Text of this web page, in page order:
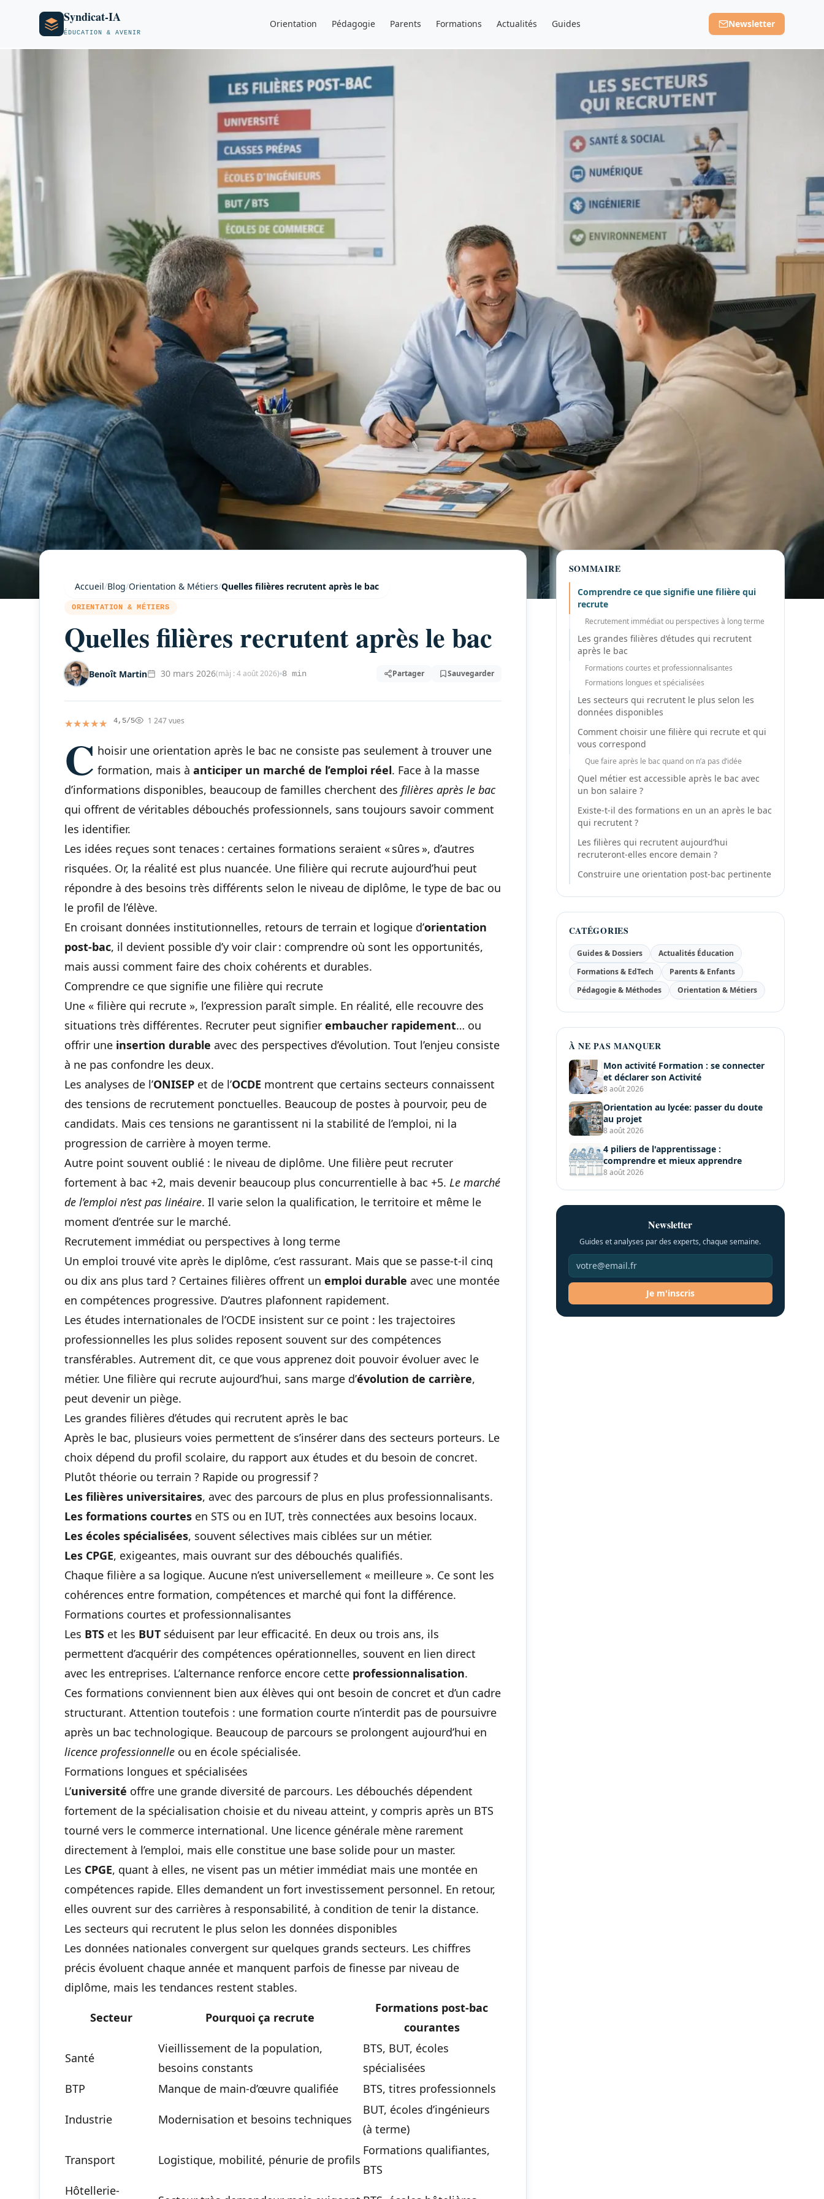
Syndicat-IA
ÉDUCATION & AVENIR
Orientation Pédagogie Parents Formations Actualités Guides Newsletter
Accueil/Blog/Orientation & Métiers/Quelles filières recrutent après le bac
ORIENTATION & MÉTIERS
Quelles filières recrutent après le bac
Benoît Martin 30 mars 2026(màj : 4 août 2026) 8 min Partager Sauvegarder
★★★★★
★★★★★ 4,5/5 1 247 vues
C hoisir une orientation après le bac ne consiste pas seulement à trouver une
formation, mais àanticiper un marché de l’emploi réel. Face à la masse
d’informations disponibles, beaucoup de familles cherchent des filières après le bac
qui offrent de véritables débouchés professionnels, sans toujours savoir comment
les identifier.
Les idées reçues sont tenaces : certaines formations seraient « sûres », d’autres
risquées. Or, la réalité est plus nuancée. Une filière qui recrute aujourd’hui peut
répondre à des besoins très différents selon le niveau de diplôme, le type de bac ou
le profil de l’élève.
En croisant données institutionnelles, retours de terrain et logique d’orientation
post-bac, il devient possible d’y voir clair : comprendre où sont les opportunités,
mais aussi comment faire des choix cohérents et durables.
Comprendre ce que signifie une filière qui recrute
Une « filière qui recrute », l’expression paraît simple. En réalité, elle recouvre des
situations très différentes. Recruter peut signifier embaucher rapidement… ou
offrir une insertion durable avec des perspectives d’évolution. Tout l’enjeu consiste
à ne pas confondre les deux.
Les analyses de l’ONISEP et de l’OCDE montrent que certains secteurs connaissent
des tensions de recrutement ponctuelles. Beaucoup de postes à pourvoir, peu de
candidats. Mais ces tensions ne garantissent ni la stabilité de l’emploi, ni la
progression de carrière à moyen terme.
Autre point souvent oublié : le niveau de diplôme. Une filière peut recruter
fortement à bac +2, mais devenir beaucoup plus concurrentielle à bac +5. Le marché
de l’emploi n’est pas linéaire. Il varie selon la qualification, le territoire et même le
moment d’entrée sur le marché.
Recrutement immédiat ou perspectives à long terme
Un emploi trouvé vite après le diplôme, c’est rassurant. Mais que se passe-t-il cinq
ou dix ans plus tard ? Certaines filières offrent un emploi durable avec une montée
en compétences progressive. D’autres plafonnent rapidement.
Les études internationales de l’OCDE insistent sur ce point : les trajectoires
professionnelles les plus solides reposent souvent sur des compétences
transférables. Autrement dit, ce que vous apprenez doit pouvoir évoluer avec le
métier. Une filière qui recrute aujourd’hui, sans marge d’évolution de carrière,
peut devenir un piège.
Les grandes filières d’études qui recrutent après le bac
Après le bac, plusieurs voies permettent de s’insérer dans des secteurs porteurs. Le
choix dépend du profil scolaire, du rapport aux études et du besoin de concret.
Plutôt théorie ou terrain ? Rapide ou progressif ?
Les filières universitaires, avec des parcours de plus en plus professionnalisants.
Les formations courtes en STS ou en IUT, très connectées aux besoins locaux.
Les écoles spécialisées, souvent sélectives mais ciblées sur un métier.
Les CPGE, exigeantes, mais ouvrant sur des débouchés qualifiés.
Chaque filière a sa logique. Aucune n’est universellement « meilleure ». Ce sont les
cohérences entre formation, compétences et marché qui font la différence.
Formations courtes et professionnalisantes
Les BTS et les BUT séduisent par leur efficacité. En deux ou trois ans, ils
permettent d’acquérir des compétences opérationnelles, souvent en lien direct
avec les entreprises. L’alternance renforce encore cette professionnalisation.
Ces formations conviennent bien aux élèves qui ont besoin de concret et d’un cadre
structurant. Attention toutefois : une formation courte n’interdit pas de poursuivre
après un bac technologique. Beaucoup de parcours se prolongent aujourd’hui en
licence professionnelle ou en école spécialisée.
Formations longues et spécialisées
L’université offre une grande diversité de parcours. Les débouchés dépendent
fortement de la spécialisation choisie et du niveau atteint, y compris après un BTS
tourné vers le commerce international. Une licence générale mène rarement
directement à l’emploi, mais elle constitue une base solide pour un master.
Les CPGE, quant à elles, ne visent pas un métier immédiat mais une montée en
compétences rapide. Elles demandent un fort investissement personnel. En retour,
elles ouvrent sur des carrières à responsabilité, à condition de tenir la distance.
Les secteurs qui recrutent le plus selon les données disponibles
Les données nationales convergent sur quelques grands secteurs. Les chiffres
précis évoluent chaque année et manquent parfois de finesse par niveau de
diplôme, mais les tendances restent stables.
Secteur Pourquoi ça recrute
Formations post-bac
courantes
Santé
Vieillissement de la population,
besoins constants
BTS, BUT, écoles
spécialisées
BTP
Manque de main-d’œuvre qualifiée BTS, titres professionnels
Industrie Modernisation et besoins techniques
BUT, écoles d’ingénieurs
(à terme)
Transport Logistique, mobilité, pénurie de profils
Formations qualifiantes,
BTS
Hôtellerie-
SOMMAIRE
Comprendre ce que signifie une filière qui
recrute
Recrutement immédiat ou perspectives à long terme
Les grandes filières d’études qui recrutent
après le bac
Formations courtes et professionnalisantes
Formations longues et spécialisées
Les secteurs qui recrutent le plus selon les
données disponibles
Comment choisir une filière qui recrute et qui
vous correspond
Que faire après le bac quand on n’a pas d’idée
Quel métier est accessible après le bac avec
un bon salaire ?
Existe-t-il des formations en un an après le bac
qui recrutent ?
Les filières qui recrutent aujourd’hui
recruteront-elles encore demain ?
Construire une orientation post-bac pertinente
CATÉGORIES
Guides & Dossiers
Actualités Éducation
Formations & EdTech
Parents & Enfants
Pédagogie & Méthodes
Orientation & Métiers
À NE PAS MANQUER
Mon activité Formation : se connecter
et déclarer son Activité
8 août 2026
Orientation au lycée: passer du doute
au projet
8 août 2026
4 piliers de l'apprentissage :
comprendre et mieux apprendre
8 août 2026
Newsletter
Guides et analyses par des experts, chaque semaine.
Je m'inscris